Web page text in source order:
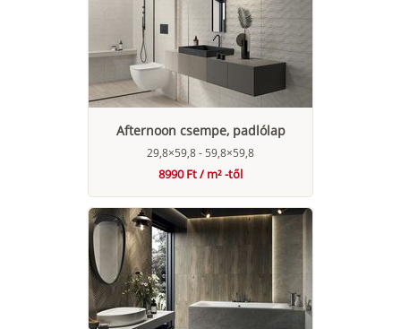
Afternoon csempe, padlólap
29,8×59,8 - 59,8×59,8
8990 Ft / m² -től